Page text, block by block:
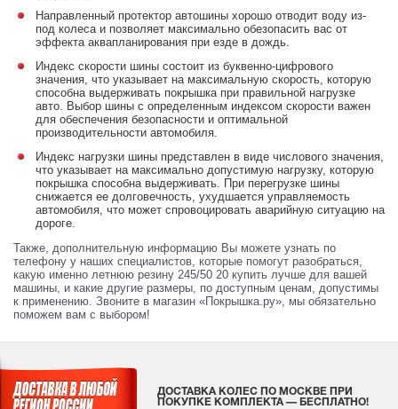
Направленный протектор автошины хорошо отводит воду из-
под колеса и позволяет максимально обезопасить вас от
эффекта аквапланирования при езде в дождь.
Индекс скорости шины состоит из буквенно-цифрового
значения, что указывает на максимальную скорость, которую
способна выдерживать покрышка при правильной нагрузке
авто. Выбор шины с определенным индексом скорости важен
для обеспечения безопасности и оптимальной
производительности автомобиля.
Индекс нагрузки шины представлен в виде числового значения,
что указывает на максимально допустимую нагрузку, которую
покрышка способна выдерживать. При перегрузке шины
снижается ее долговечность, ухудшается управляемость
автомобиля, что может спровоцировать аварийную ситуацию на
дороге.
Также, дополнительную информацию Вы можете узнать по
телефону у наших специалистов, которые помогут разобраться,
какую именно летнюю резину 245/50 20 купить лучше для вашей
машины, и какие другие размеры, по доступным ценам, допустимы
к применению. Звоните в магазин «Покрышка.ру», мы обязательно
поможем вам с выбором!
ДОСТАВКА КОЛЕС ПО МОСКВЕ ПРИ
ПОКУПКЕ КОМПЛЕКТА — БЕСПЛАТНО!